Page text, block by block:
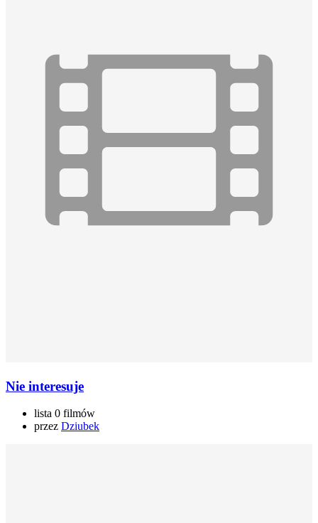
Nie interesuje
lista 0 filmów
przez Dziubek